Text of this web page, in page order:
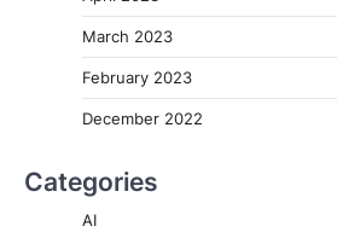
March 2023
February 2023
December 2022
Categories
AI